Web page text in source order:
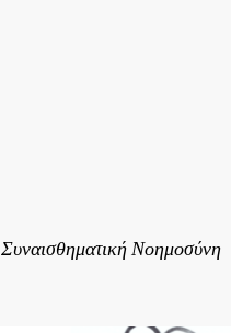
Συναισθηματική Νοημοσύνη